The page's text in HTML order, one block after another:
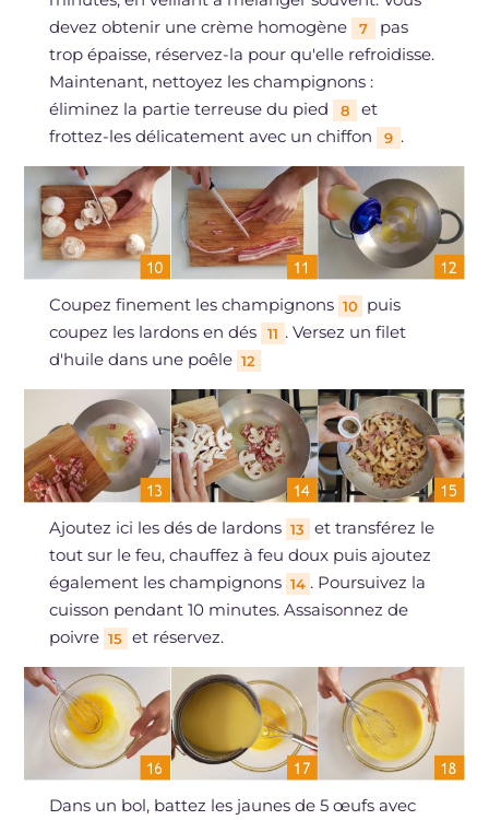
devez obtenir une crème homogène
7
pas
trop épaisse, réservez-la pour qu'elle refroidisse.
Maintenant, nettoyez les champignons :
éliminez la partie terreuse du pied
8
et
frottez-les délicatement avec un chiffon
9 .
Coupez finement les champignons 10 puis
coupez les lardons en dés
11 . Versez un filet
d'huile dans une poêle 12
Ajoutez ici les dés de lardons 13
et transférez le
tout sur le feu, chauffez à feu doux puis ajoutez
également les champignons 14 . Poursuivez la
cuisson pendant 10 minutes. Assaisonnez de
poivre 15 et réservez.
Dans un bol, battez les jaunes de 5 œufs avec